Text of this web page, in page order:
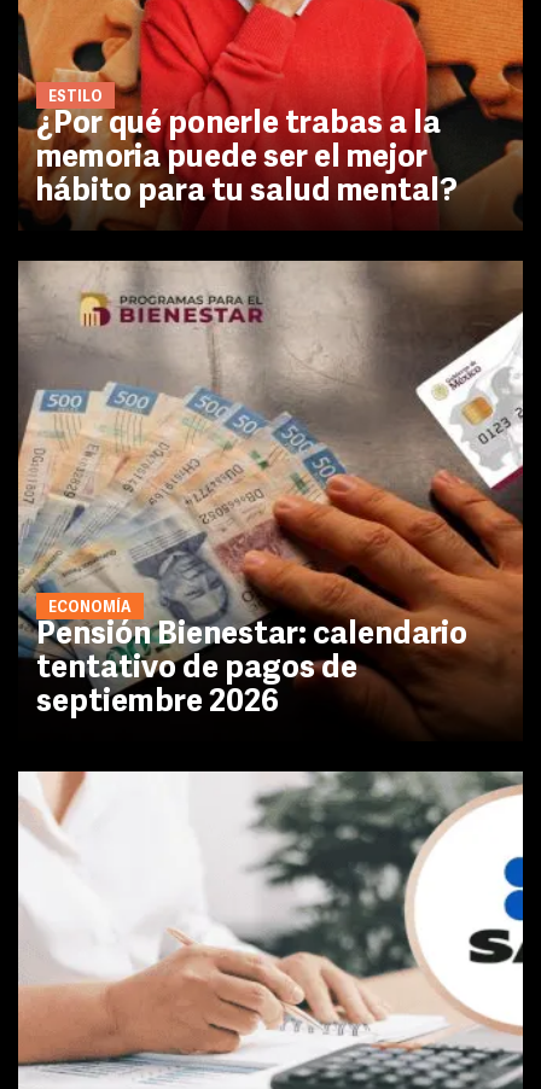
ESTILO
¿Por qué ponerle trabas a la
memoria puede ser el mejor
hábito para tu salud mental?
ECONOMÍA
Pensión Bienestar: calendario
tentativo de pagos de
septiembre 2026